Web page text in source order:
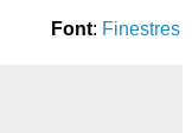
Font: Finestres